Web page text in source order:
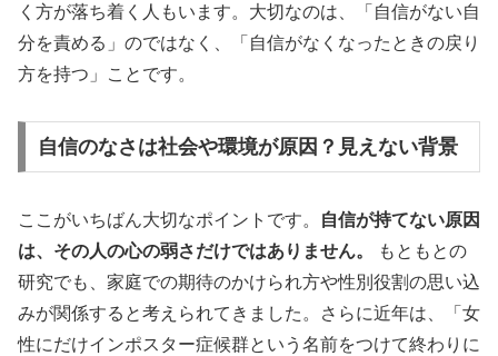
く方が落ち着く人もいます。大切なのは、「自信がない自
分を責める」のではなく、「自信がなくなったときの戻り
方を持つ」ことです。
自信のなさは社会や環境が原因？見えない背景
ここがいちばん大切なポイントです。
自信が持てない原因
は、その人の心の弱さだけではありません。
もともとの
研究でも、家庭での期待のかけられ方や性別役割の思い込
みが関係すると考えられてきました。さらに近年は、「女
性にだけインポスター症候群という名前をつけて終わりに